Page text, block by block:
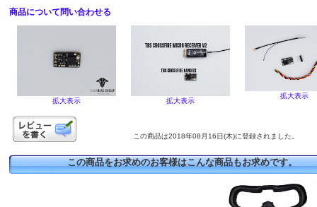
商品について問い合わせる
拡大表示 拡大表示
拡大表示
この商品は2018年08月16日(木)に登録されました。
この商品をお求めのお客様はこんな商品もお求めです。